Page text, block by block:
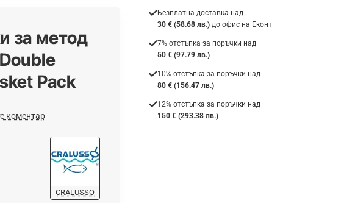
за метод
Pack
CRALUSSO
коментар
Безплатна доставка над
30 € (58.68 лв.) до офис на Еконт
7% отстъпка за поръчки над
50 € (97.79 лв.)
10% отстъпка за поръчки над
80 € (156.47 лв.)
12% отстъпка за поръчки над
150 € (293.38 лв.)